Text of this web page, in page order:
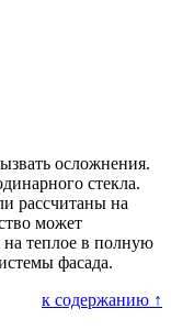
осложнения.
стекла.
рассчитаны на
может
на теплое в полную
фасада.
к содержанию ↑